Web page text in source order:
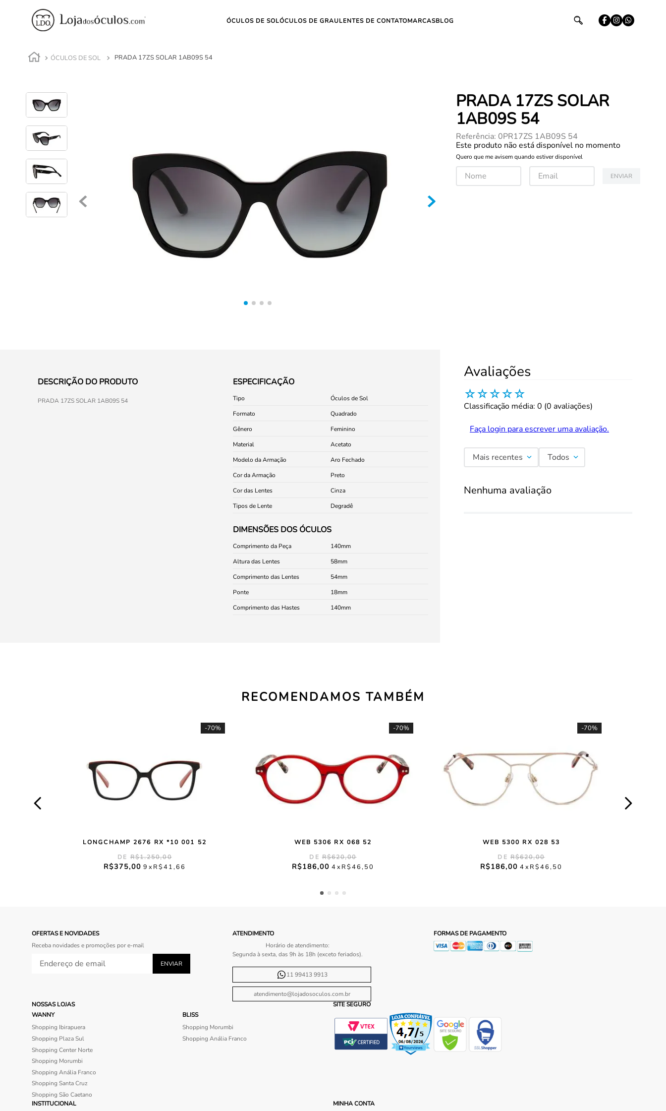
ÓCULOS DE SOLÓCULOS DE GRAULENTES DE CONTATOMARCASBLOG
ÓCULOS DE SOL PRADA 17ZS SOLAR 1AB09S 54
PRADA 17ZS SOLAR
1AB09S 54
Referência: 0PR17ZS 1AB09S 54
Este produto não está disponível no momento
Quero que me avisem quando estiver disponível
ENVIAR
DESCRIÇÃO DO PRODUTO
PRADA 17ZS SOLAR 1AB09S 54
ESPECIFICAÇÃO
Tipo
Óculos de Sol
Formato
Quadrado
Gênero
Feminino
Material
Acetato
Modelo da Armação
Aro Fechado
Cor da Armação
Preto
Cor das Lentes
Cinza
Tipos de Lente
Degradê
DIMENSÕES DOS ÓCULOS
Comprimento da Peça
140
Altura das Lentes
58
Comprimento das Lentes
54
Ponte
18
Comprimento das Hastes
140
Avaliações
☆☆☆☆☆
Classificação média: 0 (0 avaliações)
Faça login para escrever uma avaliação.
Mais recentes Todos
Nenhuma avaliação
RECOMENDAMOS TAMBÉM
-70%
LONGCHAMP 2676 RX *10 001 52
R$1.250,00
R$375,00 9 R$41,66
-70%
WEB 5306 RX 068 52
R$620,00
R$186,00 4 R$46,50
-70%
WEB 5300 RX 028 53
R$620,00
R$186,00 4 R$46,50
OFERTAS E NOVIDADES
Receba novidades e promoções por e-mail
ATENDIMENTO
Horário de atendimento:
Segunda à sexta, das 9h às 18h (exceto feriados).
11 99413 9913
atendimento@lojadosoculos.com.br
FORMAS DE PAGAMENTO
NOSSAS LOJAS
WANNY
Shopping Ibirapuera
Shopping Plaza Sul
Shopping Center Norte
Shopping Morumbi
Shopping Anália Franco
Shopping Santa Cruz
Shopping São Caetano
BLISS
Shopping Morumbi
Shopping Anália Franco
SITE SEGURO
INSTITUCIONAL MINHA CONTA